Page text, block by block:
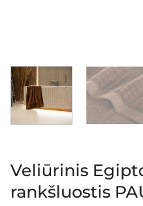
Veliūrinis
rankšluostis